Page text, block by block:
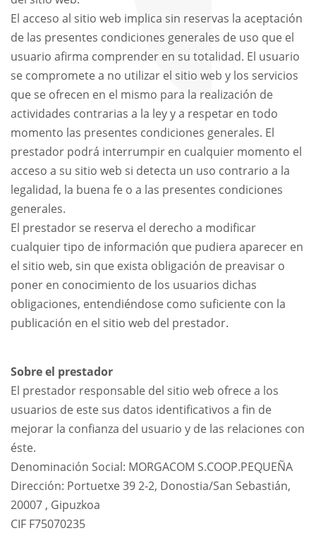
El acceso al sitio web implica sin reservas la aceptación
de las presentes condiciones generales de uso que el
usuario afirma comprender en su totalidad. El usuario
se compromete a no utilizar el sitio web y los servicios
que se ofrecen en el mismo para la realización de
actividades contrarias a la ley y a respetar en todo
momento las presentes condiciones generales. El
prestador podrá interrumpir en cualquier momento el
acceso a su sitio web si detecta un uso contrario a la
legalidad, la buena fe o a las presentes condiciones
generales.
El prestador se reserva el derecho a modificar
cualquier tipo de información que pudiera aparecer en
el sitio web, sin que exista obligación de preavisar o
poner en conocimiento de los usuarios dichas
obligaciones, entendiéndose como suficiente con la
publicación en el sitio web del prestador.
Sobre el prestador
El prestador responsable del sitio web ofrece a los
usuarios de este sus datos identificativos a fin de
mejorar la confianza del usuario y de las relaciones con
éste.
Denominación Social: MORGACOM S.COOP.PEQUEÑA
Dirección: Portuetxe 39 2-2, Donostia/San Sebastián,
20007 , Gipuzkoa
CIF F75070235